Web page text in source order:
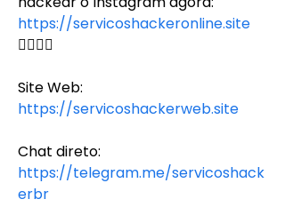
https://servicoshackeronline.site
👈🏻👈🏻
Site Web:
https://servicoshackerweb.site
Chat direto:
https://telegram.me/servicoshack
erbr